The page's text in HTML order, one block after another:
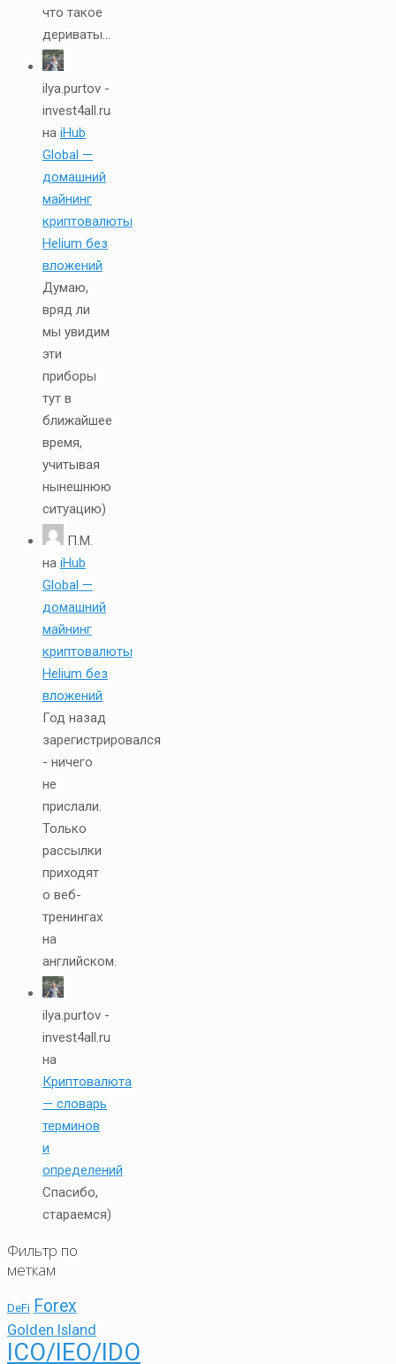
что такое
дериваты...
ilya.purtov -
invest4all.ru
на iHub
Global —
домашний
майнинг
криптовалюты
Helium без
вложений
Думаю,
вряд ли
мы увидим
эти
приборы
тут в
ближайшее
время,
учитывая
нынешнюю
ситуацию)
П.М.
на iHub
Global —
домашний
майнинг
криптовалюты
Helium без
вложений
Год назад
зарегистрировался
- ничего
не
прислали.
Только
рассылки
приходят
о веб-
тренингах
на
английском.
ilya.purtov -
invest4all.ru
на
Криптовалюта
— словарь
терминов
и
определений
Спасибо,
стараемся)
Фильтр по
меткам
DeFi Forex
Golden Island
ICO/IEO/IDO